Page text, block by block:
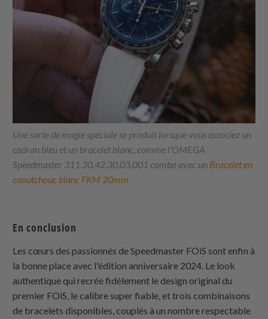
Une sorte de magie spéciale se produit lorsque vous associez un
cadran bleu et un bracelet blanc, comme l'OMEGA
Speedmaster 311.30.42.30.03.001 combo avec un Bracelet en
caoutchouc blanc FKM 20mm
En conclusion
Les cœurs des passionnés de Speedmaster FOiS sont enfin à
la bonne place avec l'édition anniversaire 2024. Le look
authentique qui recrée fidèlement le design original du
premier FOiS, le calibre super fiable, et trois combinaisons
de bracelets disponibles, couplés à un nombre respectable